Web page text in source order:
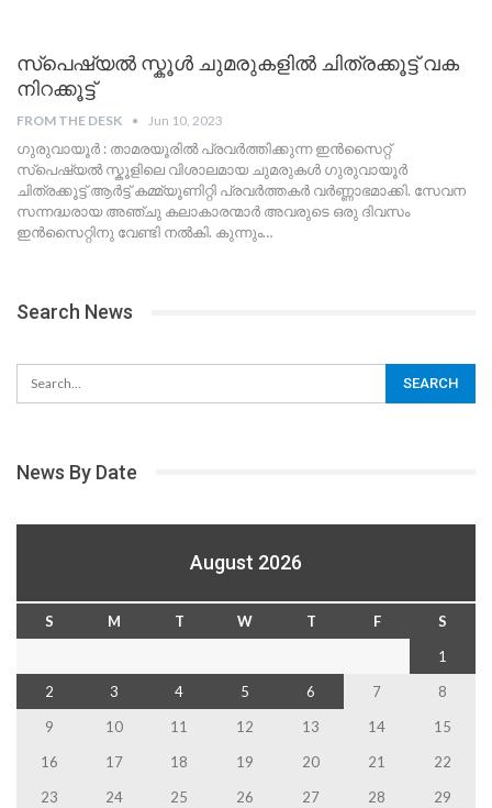
സ്പെഷ്യൽ സ്കൂൾ ചുമരുകളിൽ ചിത്രക്കൂട്ട് വക
നിറക്കൂട്ട്
FROM THE DESK Jun 10, 2023
ഗുരുവായൂർ : താമരയൂരിൽ പ്രവർത്തിക്കുന്ന ഇൻസൈറ്റ്
സ്പെഷ്യൽ സ്കൂളിലെ വിശാലമായ ചുമരുകൾ ഗുരുവായൂർ
ചിത്രക്കൂട്ട് ആർട്ട് കമ്മ്യൂണിറ്റി പ്രവർത്തകർ വർണ്ണാഭമാക്കി. സേവന
സന്നദ്ധരായ അഞ്ചു കലാകാരന്മാർ അവരുടെ ഒരു ദിവസം
ഇൻസൈറ്റിനു വേണ്ടി നൽകി. കുന്നും…
Search News
News By Date
August 2026
S M T W T F
S
1
2
3 4 5 6 7
8
9
10 11 12 13 14
15
16
17 18 19 20 21
22
23
24 25 26 27 28
29